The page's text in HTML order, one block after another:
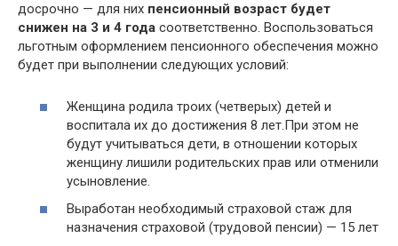
досрочно — для них пенсионный возраст будет
снижен на 3 и 4 года соответственно. Воспользоваться
льготным оформлением пенсионного обеспечения можно
будет при выполнении следующих условий:
Женщина родила троих (четверых) детей и
воспитала их до достижения 8 лет.При этом не
будут учитываться дети, в отношении которых
женщину лишили родительских прав или отменили
усыновление.
Выработан необходимый страховой стаж для
назначения страховой (трудовой пенсии) — 15 лет